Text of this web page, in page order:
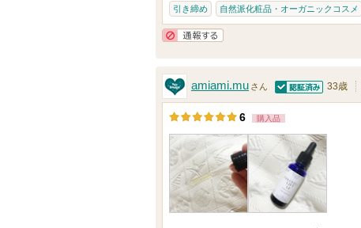
ま
引き締め 自然派化粧品・オーガニックコスメ
amiami.mu さん 33歳
6 購入品